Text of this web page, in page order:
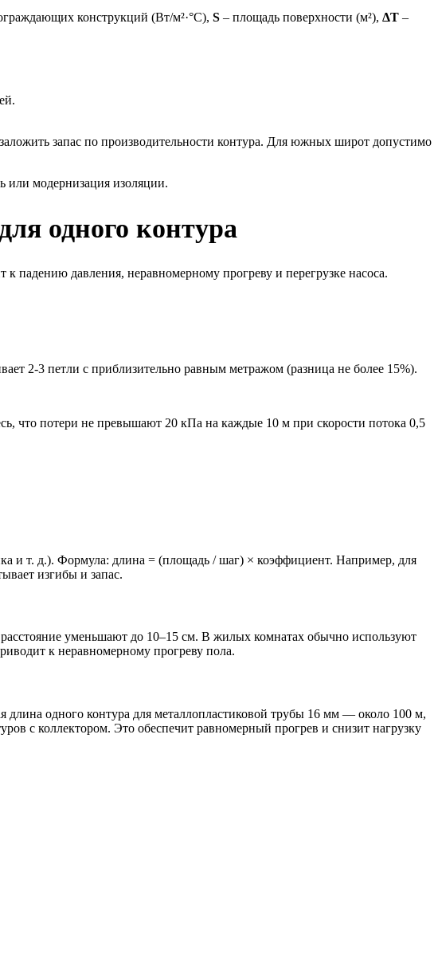
конструкций (Вт/м²·°C), S – площадь поверхности (м²), ΔT –
запас по производительности контура. Для южных широт допустимо
или модернизация изоляции.
одного контура
давления, неравномерному прогреву и перегрузке насоса.
2-3 петли с приблизительно равным метражом (разница не более 15%).
что потери не превышают 20 кПа на каждые 10 м при скорости потока 0,5
и т. д.). Формула: длина = (площадь / шаг) × коэффициент. Например, для
изгибы и запас.
уменьшают до 10–15 см. В жилых комнатах обычно используют
к неравномерному прогреву пола.
длина одного контура для металлопластиковой трубы 16 мм — около 100 м,
с коллектором. Это обеспечит равномерный прогрев и снизит нагрузку